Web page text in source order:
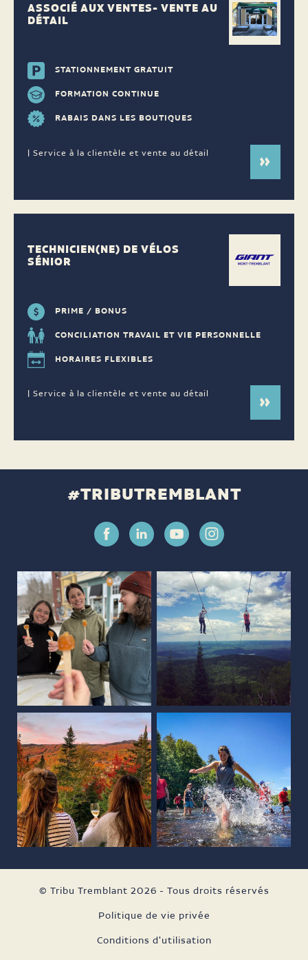
ASSOCIÉ AUX VENTES- VENTE AU
DÉTAIL
STATIONNEMENT GRATUIT
FORMATION CONTINUE
RABAIS DANS LES BOUTIQUES
| Service à la clientèle et vente au détail
TECHNICIEN(NE) DE VÉLOS
SÉNIOR
PRIME / BONUS
CONCILIATION TRAVAIL ET VIE PERSONNELLE
HORAIRES FLEXIBLES
| Service à la clientèle et vente au détail
#TRIBUTREMBLANT
© Tribu Tremblant 2026 - Tous droits réservés
Politique de vie privée
Conditions d'utilisation